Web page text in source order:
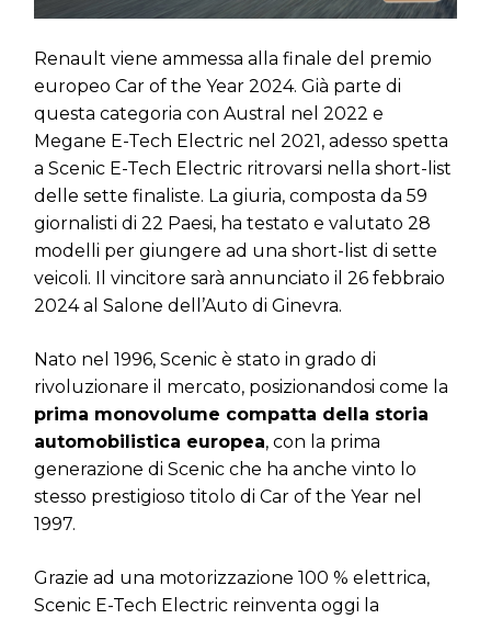
Renault viene ammessa alla finale del premio
europeo Car of the Year 2024. Già parte di
questa categoria con Austral nel 2022 e
Megane E-Tech Electric nel 2021, adesso spetta
a Scenic E-Tech Electric ritrovarsi nella short-list
delle sette finaliste. La giuria, composta da 59
giornalisti di 22 Paesi, ha testato e valutato 28
modelli per giungere ad una short-list di sette
veicoli. Il vincitore sarà annunciato il 26 febbraio
2024 al Salone dell’Auto di Ginevra.
Nato nel 1996, Scenic è stato in grado di
rivoluzionare il mercato, posizionandosi come la
prima monovolume compatta della storia
automobilistica europea, con la prima
generazione di Scenic che ha anche vinto lo
stesso prestigioso titolo di Car of the Year nel
1997.
Grazie ad una motorizzazione 100 % elettrica,
Scenic E-Tech Electric reinventa oggi la